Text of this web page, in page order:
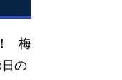
梅
の